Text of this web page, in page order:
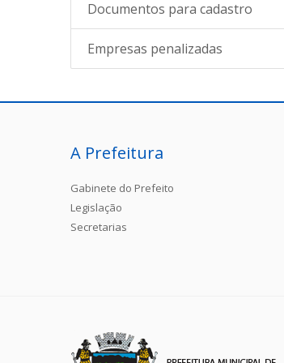
Documentos para cadastro
Empresas penalizadas
A Prefeitura
Gabinete do Prefeito
Legislação
Secretarias